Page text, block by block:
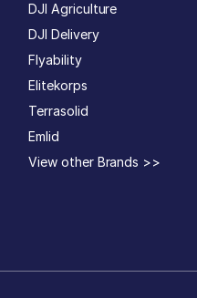
DJI Agriculture
DJI Delivery
Flyability
Elitekorps
Terrasolid
Emlid
View other Brands >>